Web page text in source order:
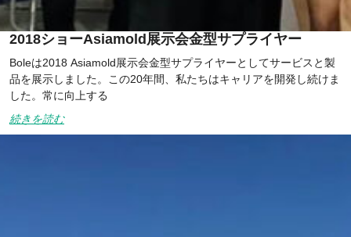
2018ショーAsiamold展示会金型サプライヤー
Boleは2018 Asiamold展示会金型サプライヤーとしてサービスと製
品を展示しました。この20年間、私たちはキャリアを開発し続けま
した。常に向上する
続きを読む